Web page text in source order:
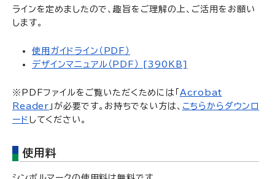
ラインを定めましたので、趣旨をご理解の上、ご活用をお願い
します。
使用ガイドライン（PDF）
デザインマニュアル（PDF） [390KB]
※PDFファイルをご覧いただくためには「 Acrobat
Reader 」が必要です。お持ちでない方は、 こちらからダウンロ
ード してください。
使用料